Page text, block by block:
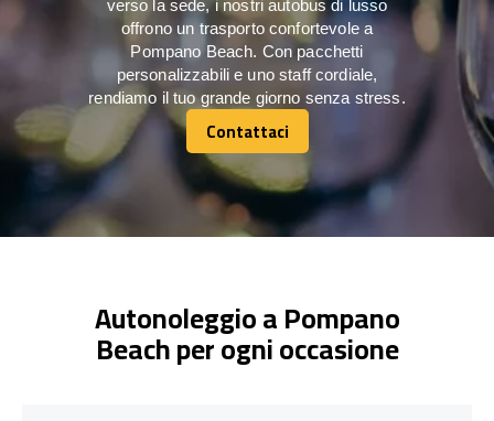
verso la sede, i nostri autobus di lusso
offrono un trasporto confortevole a
Pompano Beach. Con pacchetti
personalizzabili e uno staff cordiale,
rendiamo il tuo grande giorno senza stress.
Contattaci
Contattaci
Autonoleggio a Pompano
Beach per ogni occasione